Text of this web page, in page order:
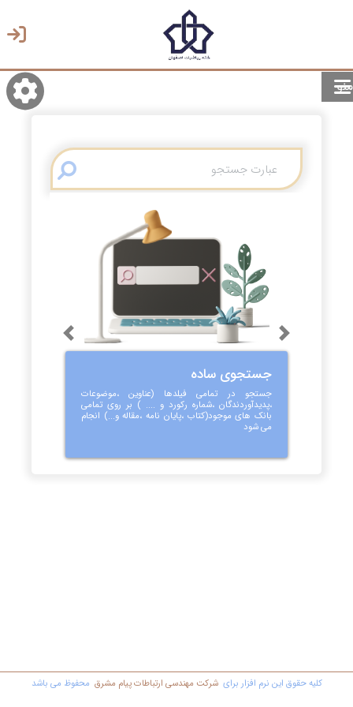
منو
انتخاب زبان
جستجوی ساده
جستجو در تمامی فیلدها (عناوین ،موضوعات
،پدیدآوردندگان ،شماره رکورد و .... ) بر روی تمامی
بانک های موجود(کتاب ،پایان نامه ،مقاله و...) انجام
می شود
Previous Next
کليه حقوق اين نرم افزار برای شرکت مهندسي ارتباطات پیام مشرق محفوظ مي باشد